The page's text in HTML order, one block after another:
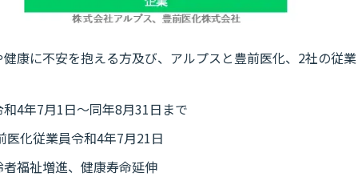
康に不安を抱える方及び、アルプスと豊前医化、2社の従業
4年7月1日～同年8月31日まで
化従業員令和4年7月21日
福祉増進、健康寿命延伸